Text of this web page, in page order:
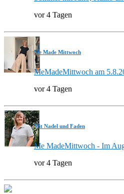
vor 4 Tagen
Me Made Mittwoch
MeMadeMittwoch am
vor 4 Tagen
Mit Nadel und Faden
Me MadeMittwoch - Im
vor 4 Tagen